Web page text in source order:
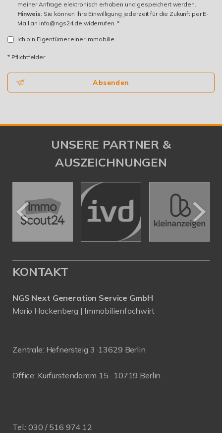
meiner Anfrage elektronisch erhoben und gespeichert werden.
Hinweis: Sie können Ihre Einwilligung jederzeit für die Zukunft per E-
Mail an info@ngs24.de widerrufen. *
Ich bin Eigentümer einer Immobilie.
* Pflichtfelder
Absenden
UNSERE PARTNER &
AUSZEICHNUNGEN
KONTAKT
NGS Next Generation Service GmbH
Mario Hackenberg | Immobilienfachwirt
Zentrale: Hefnersteig 3 ·13629 Berlin
Office: Kurfürstendamm 15 · 10719 Berlin
Tel.:030 / 516 974 12